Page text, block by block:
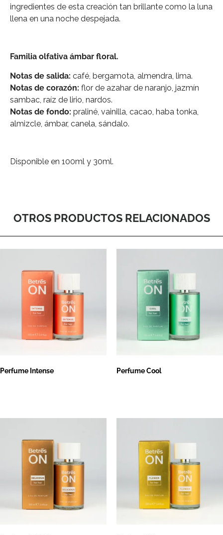
ingredientes de esta creación tan brillante como la luna
llena en una noche despejada.
Familia olfativa ámbar floral.
Notas de salida: café, bergamota, almendra, lima.
Notas de corazón: flor de azahar de naranjo, jazmín
sambac, raíz de lirio, nardos.
Notas de fondo: praliné, vainilla, cacao, haba tonka,
almizcle, ámbar, canela, sándalo.
Disponible en 100ml y 30ml.
OTROS PRODUCTOS RELACIONADOS
Perfume Intense Perfume Cool